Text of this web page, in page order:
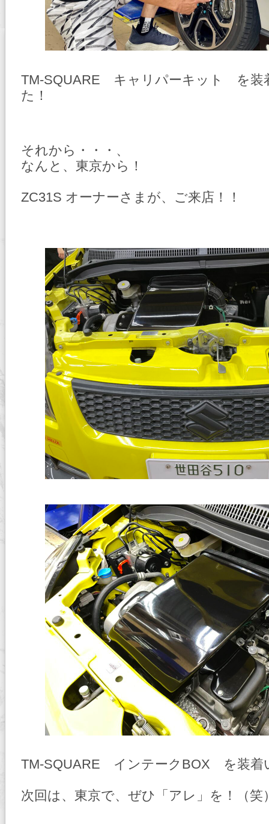
TM-SQUARE キャリパーキット を装
た！
それから・・・、
なんと、東京から！
ZC31S オーナーさまが、ご来店！！
TM-SQUARE インテークBOX を装着
次回は、東京で、ぜひ「アレ」を！（笑